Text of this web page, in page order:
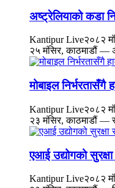
अष्ट्रेलियाको कडा
Kantipur Live२०८२
२५ मंसिर, काठमाडौं —
मोबाइल
Kantipur Live२०८२
२३ मंसिर, काठमाडौं —
एआई उद्योगको
Kantipur Live२०८२